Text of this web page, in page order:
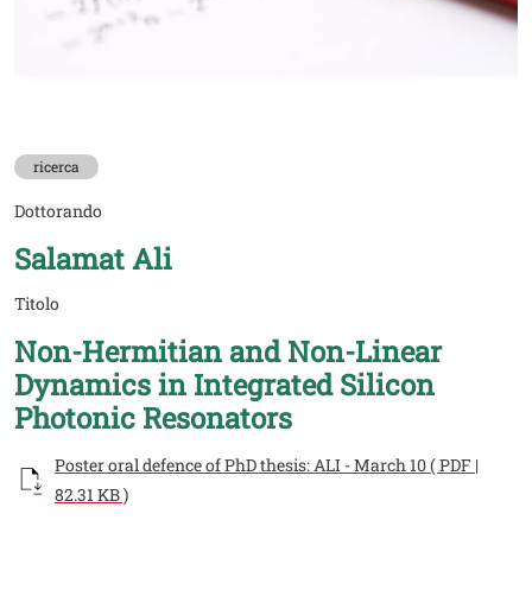
ricerca
Dottorando
Salamat Ali
Titolo
Non-Hermitian and Non-Linear
Dynamics in Integrated Silicon
Photonic Resonators
Documento
Poster oral defence of PhD thesis: ALI - March 10 ( PDF |
82.31 KB )